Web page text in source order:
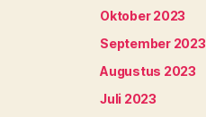
Oktober 2023
September 2023
Augustus 2023
Juli 2023